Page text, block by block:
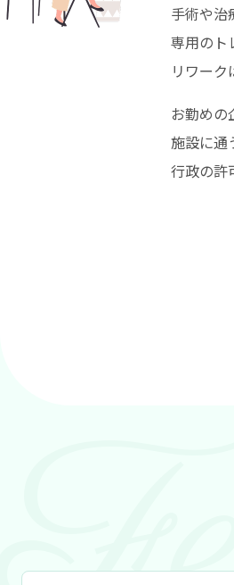
手術や治
専用のト
リワーク
お勤めの
施設に通
行政の許